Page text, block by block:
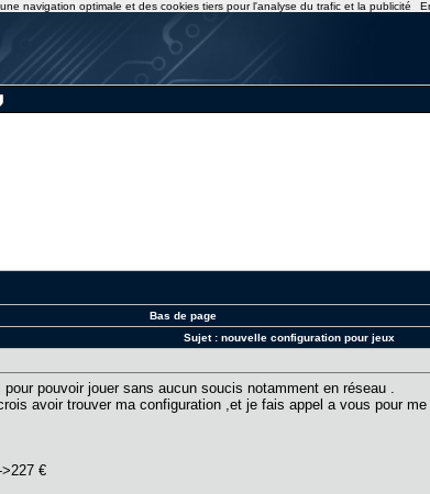
Bas de page
Sujet : nouvelle configuration pour jeux
pouvoir jouer sans aucun soucis notamment en réseau .
avoir trouver ma configuration ,et je fais appel a vous pour
€
navigation optimale et des cookies tiers pour l'analyse du trafic et la publicité